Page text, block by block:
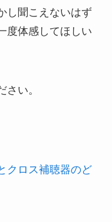
し聞こえないはず
度体感してほしい
い。
クロス補聴器のど